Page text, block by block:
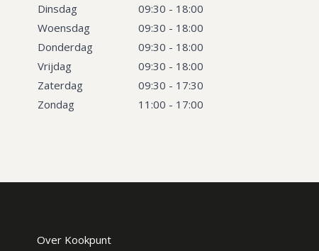
Dinsdag
09:30 - 18:00
Woensdag
09:30 - 18:00
Donderdag
09:30 - 18:00
Vrijdag
09:30 - 18:00
Zaterdag
09:30 - 17:30
Zondag
11:00 - 17:00
Over Kookpunt